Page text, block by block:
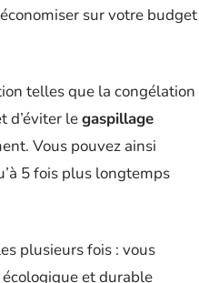
sur votre budget
telles que la congélation
d’éviter legaspillage
Vous pouvez ainsi
5 fois plus longtemps
plusieurs fois : vous
écologique et durable